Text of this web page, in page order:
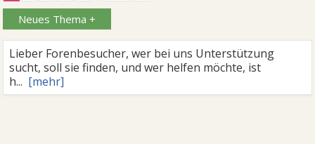
Neues Thema +
Lieber Forenbesucher, wer bei uns Unterstützung
sucht, soll sie finden, und wer helfen möchte, ist
h... [mehr]